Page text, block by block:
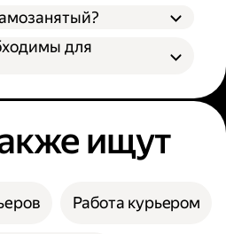
для
ищут
Работа курьером